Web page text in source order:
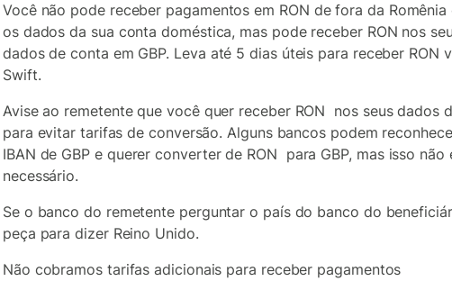
Você não pode receber pagamentos em RON de fora da Romênia
os dados da sua conta doméstica, mas pode receber RON nos
dados de conta em GBP. Leva até 5 dias úteis para receber RON
Swift.
Avise ao remetente que você quer receber RON nos seus dados
para evitar tarifas de conversão. Alguns bancos podem
IBAN de GBP e querer converter de RON para GBP, mas isso não
necessário.
Se o banco do remetente perguntar o país do banco do
peça para dizer Reino Unido.
Não cobramos tarifas adicionais para receber pagamentos